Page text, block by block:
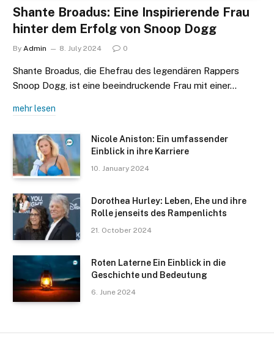
Shante Broadus: Eine Inspirierende Frau
hinter dem Erfolg von Snoop Dogg
By Admin 8. July 2024 0
Shante Broadus, die Ehefrau des legendären Rappers
Snoop Dogg, ist eine beeindruckende Frau mit einer…
mehr lesen
Nicole Aniston: Ein umfassender
Einblick in ihre Karriere
10. January 2024
Dorothea Hurley: Leben, Ehe und ihre
Rolle jenseits des Rampenlichts
21. October 2024
Roten Laterne Ein Einblick in die
Geschichte und Bedeutung
6. June 2024